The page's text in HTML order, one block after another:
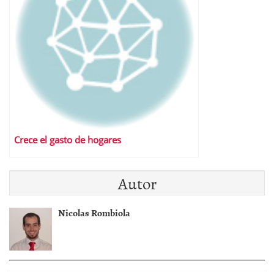
Crece el gasto de hogares
Autor
Nicolas Rombiola